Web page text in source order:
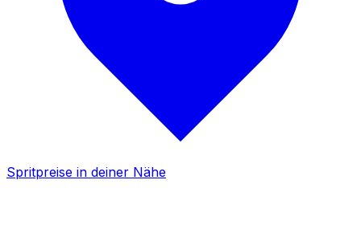
Spritpreise in deiner Nähe